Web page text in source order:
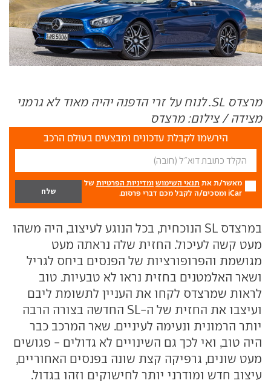
מרצדס SL. לנוח על זרי הדפנה יהיה מאוד לא גרמני
מצידה / צילום: מרצדס
הירשמו לקבלת עדכונים ומבצעים בעולם הרכב
מאשר/ת את תנאי השימוש ומדיניות הפרטיות של
iCar ומסכים/ה לקבל מכם דברי פרסום.
במרצדס SL הנוכחית, בכל הנוגע לעיצוב, היה משהו
מעט קשה לעיכול. החזית שלה נראתה מעט
מגושמת והפרופורציות של הפנסים ביחס לגריל
ושאר האלמטנים בחזית נראו לא טבעיות. טוב
לראות שמרצדס לקחו את העניין לתשומת ליבם
ועיצבו את החזית של ה-SL החדשה בצורה הרבה
יותר הרמונית ונעימה לעיניים. שאר המרכב כבר
היה טוב, ואי לכך גם השינויים לא גדולים - פגושים
מעט שונים, גרפיקה קצת שונה בפנסים האחוריים,
עיצוב חדש ומודרני יותר לחישוקים וזהו בגדול.